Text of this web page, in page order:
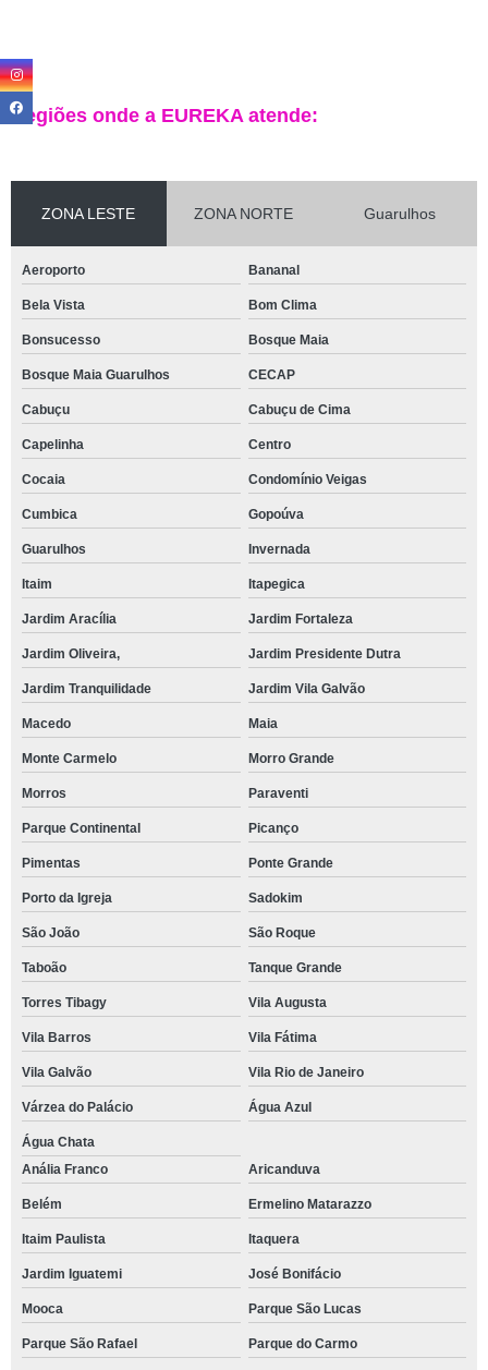
Regiões onde a EUREKA atende:
ZONA LESTE ZONA NORTE Guarulhos
Aeroporto Bananal
Bela Vista Bom Clima
Bonsucesso Bosque Maia
Bosque Maia Guarulhos CECAP
Cabuçu Cabuçu de Cima
Capelinha Centro
Cocaia Condomínio Veigas
Cumbica Gopoúva
Guarulhos Invernada
Itaim Itapegica
Jardim Aracília Jardim Fortaleza
Jardim Oliveira, Jardim Presidente Dutra
Jardim Tranquilidade Jardim Vila Galvão
Macedo Maia
Monte Carmelo Morro Grande
Morros Paraventi
Parque Continental Picanço
Pimentas Ponte Grande
Porto da Igreja Sadokim
São João São Roque
Taboão Tanque Grande
Torres Tibagy Vila Augusta
Vila Barros Vila Fátima
Vila Galvão Vila Rio de Janeiro
Várzea do Palácio Água Azul
Água Chata
Anália Franco
Aricanduva
Belém Ermelino Matarazzo
Itaim Paulista Itaquera
Jardim Iguatemi José Bonifácio
Mooca Parque São Lucas
Parque São Rafael Parque do Carmo